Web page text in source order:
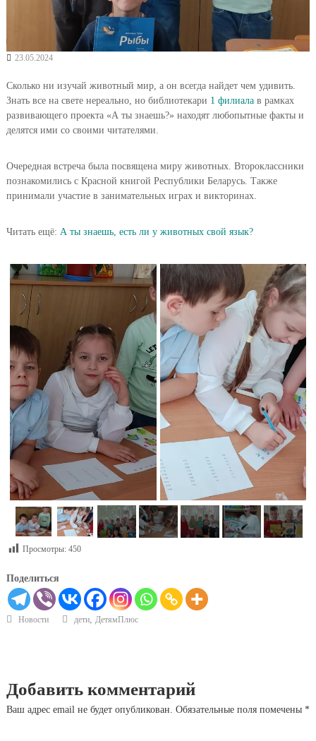
23.05.2024
Сколько ни изучай животный мир, а он всегда найдет чем удивить.
Знать все на свете нереально, но библиотекари 1 филиалав рамках
развивающего проекта «А ты знаешь?» находят любопытные факты и
делятся ими со своими читателями.
Очередная встреча была посвящена миру животных. Второклассники
познакомились с Красной книгой Республики Беларусь. Также
принимали участие в занимательных играх и викторинах.
Читать ещё: А ты знаешь, есть ли у животных свой язык?
Просмотры: 450
Поделиться
Новости дети, ДетямПлюс
Добавить комментарий
Ваш адрес email не будет опубликован. Обязательные поля помечены *